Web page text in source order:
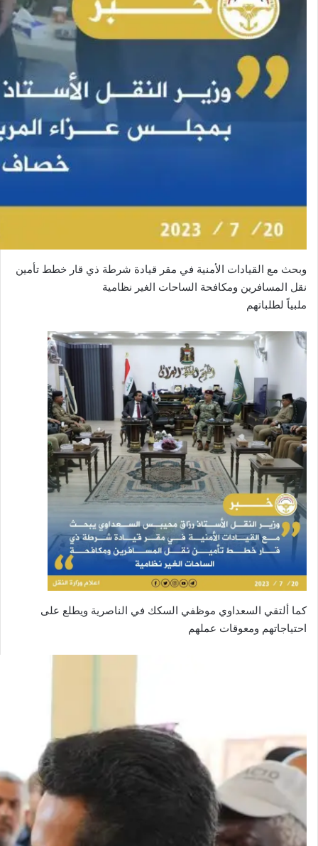
وبحث مع القيادات الأمنية في مقر قيادة شرطة ذي قار خطط تأمين
نقل المسافرين ومكافحة الساحات الغير نظامية
ملبياً لطلباتهم
كما ألتقي السعداوي موظفي السكك في الناصرية ويطلع على
احتياجاتهم ومعوقات عملهم